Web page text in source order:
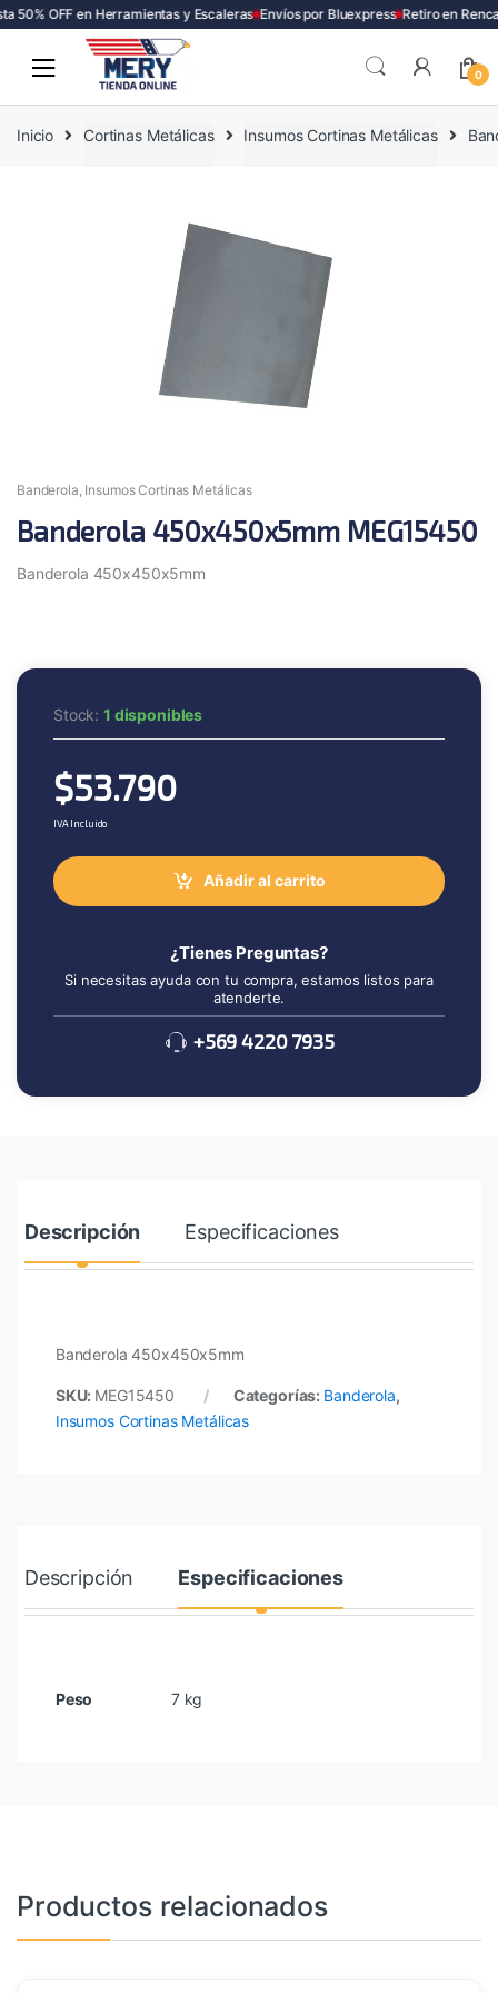
50% OFF en Herramientas y Escaleras Envíos por Bluexpress Retiro en Renca
0
Inicio Cortinas Metálicas Insumos Cortinas Metálicas
Banderola, Insumos Cortinas Metálicas
Banderola 450x450x5mm MEG15450
Banderola 450x450x5mm
Stock:1 disponibles
$53.790
IVA Incluido
Añadir al carrito
¿Tienes Preguntas?
Si necesitas ayuda con tu compra, estamos listos para
atenderte.
+569 4220 7935
Descripción Especificaciones
Banderola 450x450x5mm
SKU: MEG15450 Categorías: Banderola,
Insumos Cortinas Metálicas
Descripción Especificaciones
Peso 7 kg
Productos relacionados